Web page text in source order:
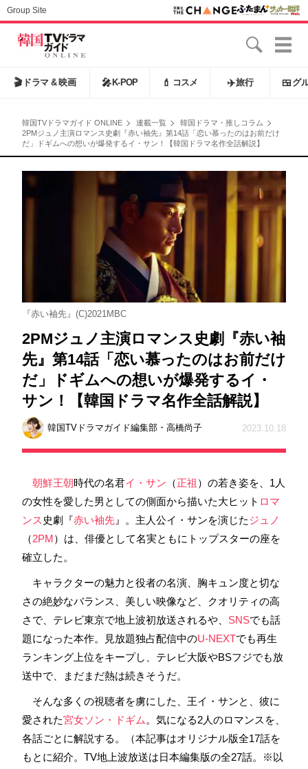
Group Site
🎬 ドラマ & 映画 🎤 K-POP 💄 コスメ ✈️旅行 🍱 グ
韓国TVドラマガイド ONLINE 連載一覧
韓国ドラマ・推しコラム
2PMジュノ主演ロマンス史劇『赤い袖先』第14話「恋い慕ったのはお前だけ
だ」ドギムへの想いが爆発するイ・サン！【韓国ドラマ名作全話解説】
『赤い袖先』(C)2021MBC
2PMジュノ主演ロマンス史劇『赤い袖
先』第14話「恋い慕ったのはお前だけ
だ」ドギムへの想いが爆発するイ・
サン！【韓国ドラマ名作全話解説】
韓国TVドラマガイド編集部・高橋尚子 2023.10.18
朝鮮王朝時代の名君イ・サン （正祖 ）の若き姿を、1人
の女性を愛した男としての側面から描いた大ヒット ロマ
ンス 史劇『赤い袖先』。主人公イ・サンを演じたジュノ
（2PM ）は、俳優として名実ともにトップスターの座を
確立した。
キャラクターの魅力と役者の名演、胸キュン度と切な
さの絶妙なバランス、美しい映像など、クオリティの高
さで、テレビ東京で地上波初放送されるや、 SNSでも話
題になった本作。見放題独占配信中のU-NEXTでも再生
ランキング上位をキープし、テレビ大阪やBSフジでも放
送中で、まだまだ熱は続きそうだ。
そんな多くの視聴者を虜にした、王イ・サンと、彼に
愛された宮女ソン・ドギム。気になる2人のロマンスを、
各話ごとに解説する。（本記事はオリジナル版全17話を
もとに紹介。TV地上波放送は日本編集版の全27話。※以